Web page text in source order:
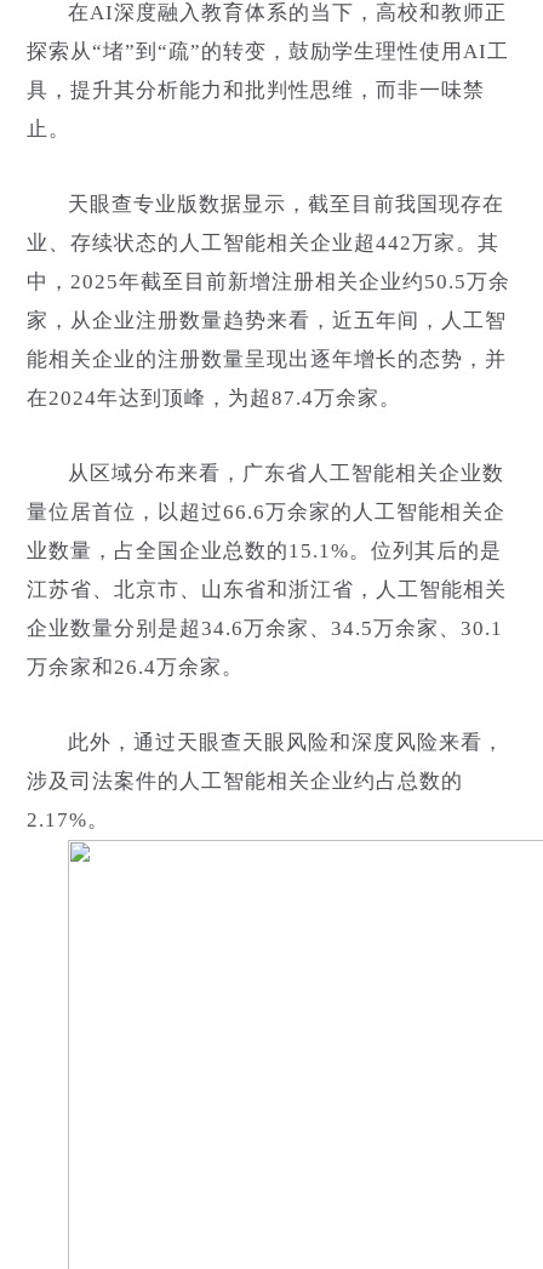
在AI深度融入教育体系的当下，高校和教师正
探索从“堵”到“疏”的转变，鼓励学生理性使用AI工
具，提升其分析能力和批判性思维，而非一味禁
止。
天眼查专业版数据显示，截至目前我国现存在
业、存续状态的人工智能相关企业超442万家。其
中，2025年截至目前新增注册相关企业约50.5万余
家，从企业注册数量趋势来看，近五年间，人工智
能相关企业的注册数量呈现出逐年增长的态势，并
在2024年达到顶峰，为超87.4万余家。
从区域分布来看，广东省人工智能相关企业数
量位居首位，以超过66.6万余家的人工智能相关企
业数量，占全国企业总数的15.1%。位列其后的是
江苏省、北京市、山东省和浙江省，人工智能相关
企业数量分别是超34.6万余家、34.5万余家、30.1
万余家和26.4万余家。
此外，通过天眼查天眼风险和深度风险来看，
涉及司法案件的人工智能相关企业约占总数的
2.17%。